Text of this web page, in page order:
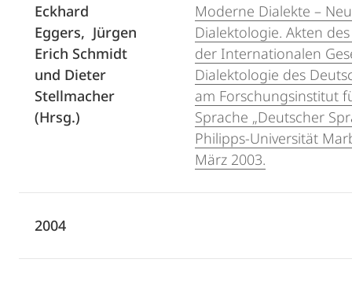
Eckhard
Eggers, Jürgen
Erich Schmidt
und Dieter
Stellmacher
(Hrsg.)
Moderne Dialekte –
Dialektologie. Akten
der Internationalen
Dialektologie des
am Forschungsinstitut
Sprache „Deutscher
Philipps-Universität
März 2003.
2004